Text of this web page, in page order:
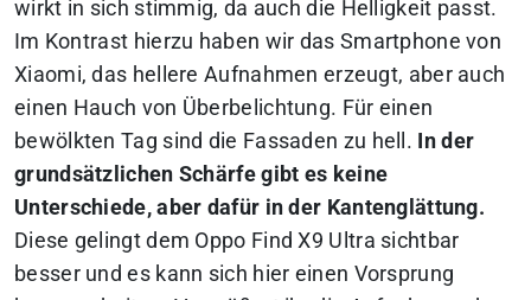
wirkt in sich stimmig, da auch die Helligkeit passt.
Im Kontrast hierzu haben wir das Smartphone von
Xiaomi, das hellere Aufnahmen erzeugt, aber auch
einen Hauch von Überbelichtung. Für einen
bewölkten Tag sind die Fassaden zu hell. In der
grundsätzlichen Schärfe gibt es keine
Unterschiede, aber dafür in der Kantenglättung.
Diese gelingt dem Oppo Find X9 Ultra sichtbar
besser und es kann sich hier einen Vorsprung